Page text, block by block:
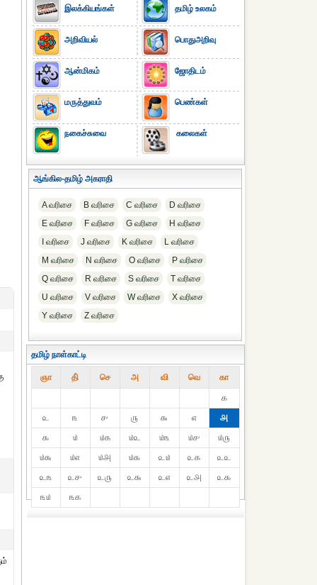
இலக்கியங்கள்
அறிவியல்
ஆன்மிகம்
மருத்துவம்
நகைச்சுவை
தமிழ் உலகம்
பொதுஅறிவு
ஜோதிடம்
பெண்கள்
கலைகள்
ஆங்கில-தமிழ் அகராதி
A வரிசை B வரிசை C வரிசை
D வரிசை
E வரிசை
F வரிசை G வரிசை
H வரிசை
I வரிசை
J வரிசை K வரிசை
L வரிசை
M வரிசை
N வரிசை O வரிசை
P வரிசை
Q வரிசை
R வரிசை S வரிசை
T வரிசை
U வரிசை
V வரிசை W வரிசை
X வரிசை
Y வரிசை
Z வரிசை
தமிழ் நாள்காட்டி
ஞா தி் செ அ வி வெ கா
௧
௨
௩ ௪ ௫ ௬ ௭
௮
௯
௰ ௰௧ ௰௨ ௰௩ ௰௪
௰௫
௰௬
௰௭ ௰௮ ௰௯ ௨௰ ௨௧
௨௨
௨௩
௨௪ ௨௫ ௨௬ ௨௭ ௨௮
௨௯
௩௰
௩௧